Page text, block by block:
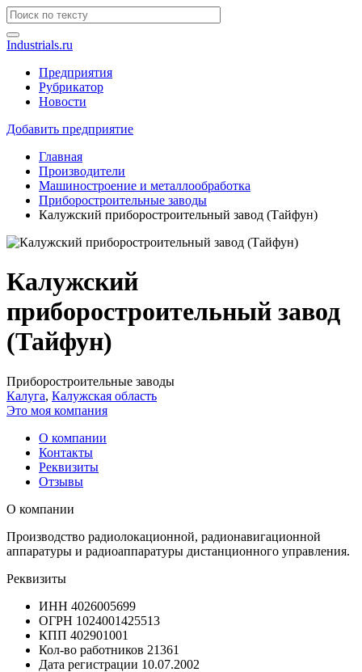
Industrials.ru
Предприятия
Рубрикатор
Новости
Добавить предприятие
Главная
Производители
Машиностроение и металлообработка
Приборостроительные заводы
Калужский приборостроительный завод (Тайфун)
Калужский
приборостроительный завод
(Тайфун)
Приборостроительные заводы
Калуга, Калужская область
Это моя компания
О компании
Контакты
Реквизиты
Отзывы
О компании
Производство радиолокационной, радионавигационной
аппаратуры и радиоаппаратуры дистанционного управления.
Реквизиты
ИНН 4026005699
ОГРН 1024001425513
КПП 402901001
Кол-во работников 21361
Дата регистрации 10.07.2002